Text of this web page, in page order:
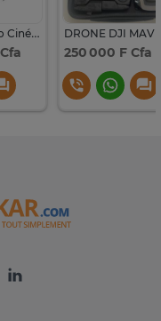
DJI Mavic 3 Pro Cinéma Premium
250 000 F Cfa